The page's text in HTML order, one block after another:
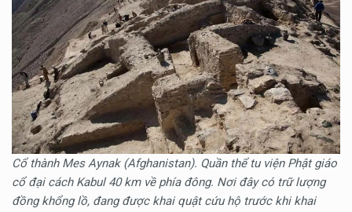
Cổ thành Mes Aynak (Afghanistan). Quần thể tu viện Phật giáo
cổ đại cách Kabul 40 km về phía đông. Nơi đây có trữ lượng
đồng khổng lồ, đang được khai quật cứu hộ trước khi khai